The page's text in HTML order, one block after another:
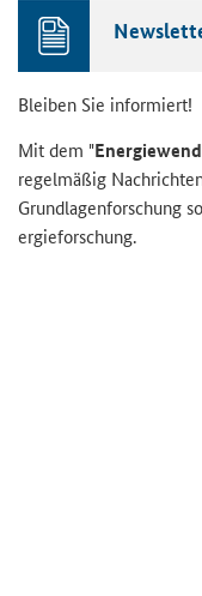
Blei­ben Sie in­for­miert!
Mit dem "
re­gel­mä­ßig
Grundlagenforschung
er­gie­for­schung.